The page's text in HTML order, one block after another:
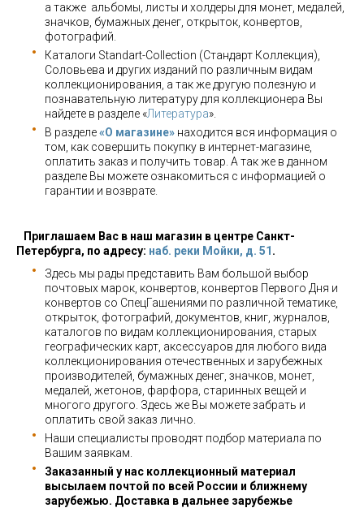
а также альбомы, листы и холдеры для монет, медалей,
значков, бумажных денег, открыток, конвертов,
фотографий.
Каталоги Standart-Collection (Стандарт Коллекция),
Соловьева и других изданий по различным видам
коллекционирования, а так же другую полезную и
познавательную литературу для коллекционера Вы
найдете в разделе «Литература».
В разделе«О магазине» находится вся информация о
том, как совершить покупку в интернет-магазине,
оплатить заказ и получить товар. А так же в данном
разделе Вы можете ознакомиться с информацией о
гарантии и возврате.
Приглашаем Вас в наш магазин в центре Санкт-
Петербурга, по адресу: наб. реки Мойки, д. 51 .
Здесь мы рады представить Вам большой выбор
почтовых марок, конвертов, конвертов Первого Дня и
конвертов со СпецГашениями по различной тематике,
открыток, фотографий, документов, книг, журналов,
каталогов по видам коллекционирования, старых
географических карт, аксессуаров для любого вида
коллекционирования отечественных и зарубежных
производителей, бумажных денег, значков, монет,
медалей, жетонов, фарфора, старинных вещей и
многого другого. Здесь же Вы можете забрать и
оплатить свой заказ лично.
Наши специалисты проводят подбор материала по
Вашим заявкам.
Заказанный у нас коллекционный материал
высылаем почтой по всей России и ближнему
зарубежью. Доставка в дальнее зарубежье